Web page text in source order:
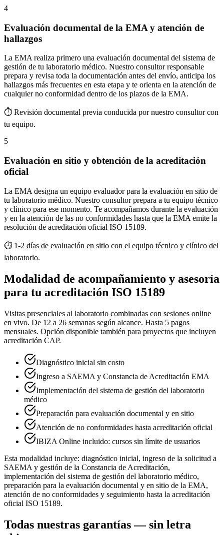
4
Evaluación documental de la EMA y atención de
hallazgos
La EMA realiza primero una evaluación documental del sistema de
gestión de tu laboratorio médico. Nuestro consultor responsable
prepara y revisa toda la documentación antes del envío, anticipa los
hallazgos más frecuentes en esta etapa y te orienta en la atención de
cualquier no conformidad dentro de los plazos de la EMA.
⏱ Revisión documental previa conducida por nuestro consultor con
tu equipo.
5
Evaluación en sitio y obtención de la acreditación
oficial
La EMA designa un equipo evaluador para la evaluación en sitio de
tu laboratorio médico. Nuestro consultor prepara a tu equipo técnico
y clínico para ese momento. Te acompañamos durante la evaluación
y en la atención de las no conformidades hasta que la EMA emite la
resolución de acreditación oficial ISO 15189.
⏱ 1-2 días de evaluación en sitio con el equipo técnico y clínico del
laboratorio.
Modalidad de acompañamiento y asesoría
para tu acreditación ISO 15189
Visitas presenciales al laboratorio combinadas con sesiones online
en vivo. De 12 a 26 semanas según alcance. Hasta 5 pagos
mensuales. Opción disponible también para proyectos que incluyen
acreditación CAP.
Diagnóstico inicial sin costo
Ingreso a SAEMA y Constancia de Acreditación EMA
Implementación del sistema de gestión del laboratorio
médico
Preparación para evaluación documental y en sitio
Atención de no conformidades hasta acreditación oficial
IBIZA Online incluido: cursos sin límite de usuarios
Esta modalidad incluye: diagnóstico inicial, ingreso de la solicitud a
SAEMA y gestión de la Constancia de Acreditación,
implementación del sistema de gestión del laboratorio médico,
preparación para la evaluación documental y en sitio de la EMA,
atención de no conformidades y seguimiento hasta la acreditación
oficial ISO 15189.
Todas nuestras garantías — sin letra